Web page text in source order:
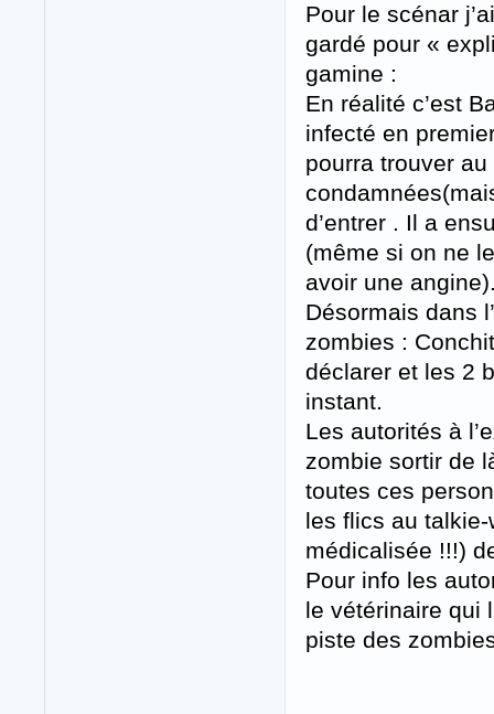
Pour le scénar
gardé pour «
gamine :
En réalité c’est
infecté en
pourra trouver
d’entrer . Il a
(même si on ne
avoir une
Désormais dans
zombies :
déclarer et les 2
instant.
Les autorités à
zombie sortir de
toutes ces
les flics au
médicalisée !!!)
Pour info les
le vétérinaire qui
piste des